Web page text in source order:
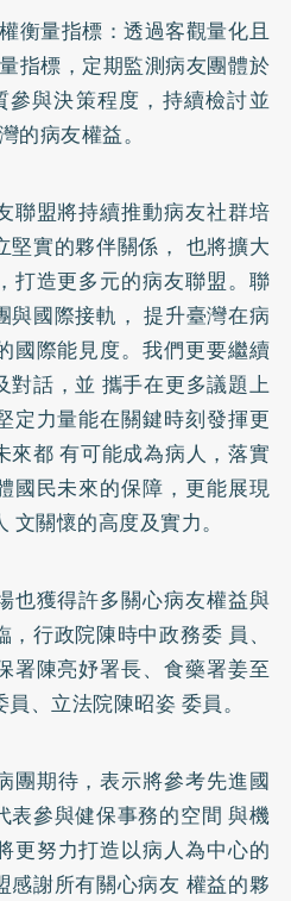
衡量指標：透過客觀量化且
指標，定期監測病友團體於
參與決策程度，持續檢討並
的病友權益。
聯盟將持續推動病友社群培
堅實的夥伴關係， 也將擴大
打造更多元的病友聯盟。聯
與國際接軌， 提升臺灣在病
國際能見度。我們更要繼續
對話，並 攜手在更多議題上
定力量能在關鍵時刻發揮更
來都 有可能成為病人，落實
國民未來的保障，更能展現
文關懷的高度及實力。
也獲得許多關心病友權益與
行政院陳時中政務委 員、
署陳亮妤署⾧、食藥署姜至
、立法院陳昭姿 委員。
團期待，表示將參考先進國
表參與健保事務的空間 與機
更努力打造以病人為中心的
感謝所有關心病友 權益的夥